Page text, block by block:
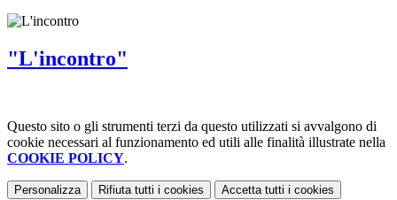
"L'incontro"
Questo sito o gli strumenti terzi da questo utilizzati si avvalgono di
cookie necessari al funzionamento ed utili alle finalità illustrate nella
COOKIE POLICY.
Personalizza Rifiuta tutti i cookies Accetta tutti i cookies